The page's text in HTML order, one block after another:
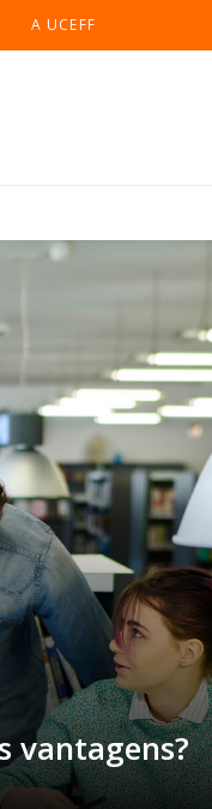
A UCEFF
vantagens?